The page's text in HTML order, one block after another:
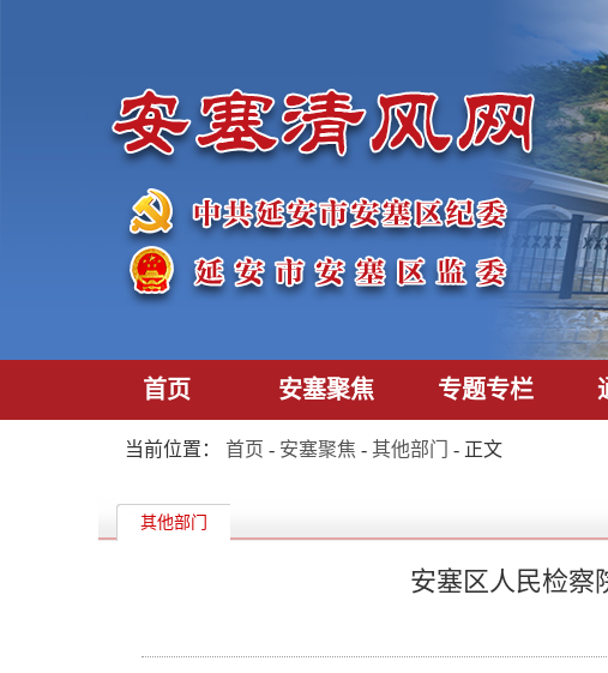
首页 安塞聚焦 专题专栏
当前位置： 首页 - 安塞聚焦 - 其他部门 - 正文
其他部门
安塞区人民检察